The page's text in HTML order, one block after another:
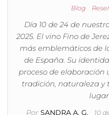
Blog
Día 10 de 24 de
2025. El vino Fino de
más emblemáticos de
de España. Su
proceso de elaboración
tradición, naturaleza y
Por SANDRA A. G. 10